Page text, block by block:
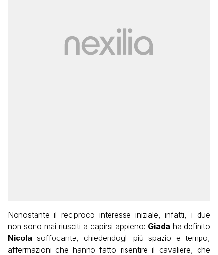
Nonostante il reciproco interesse iniziale, infatti, i due
non sono mai riusciti a capirsi appieno: Giada ha definito
Nicola soffocante, chiedendogli più spazio e tempo,
affermazioni che hanno fatto risentire il cavaliere, che